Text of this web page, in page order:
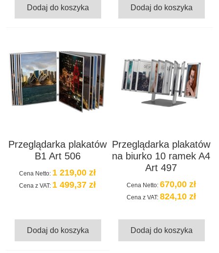
Dodaj do koszyka Dodaj do koszyka
Przeglądarka plakatów
B1 Art 506
Cena Netto: 1 219,00 zł
Cena z VAT: 1 499,37 zł
Dodaj do koszyka
Przeglądarka plakatów
na biurko 10 ramek A4
Art 497
Cena Netto: 670,00 zł
Cena z VAT: 824,10 zł
Dodaj do koszyka